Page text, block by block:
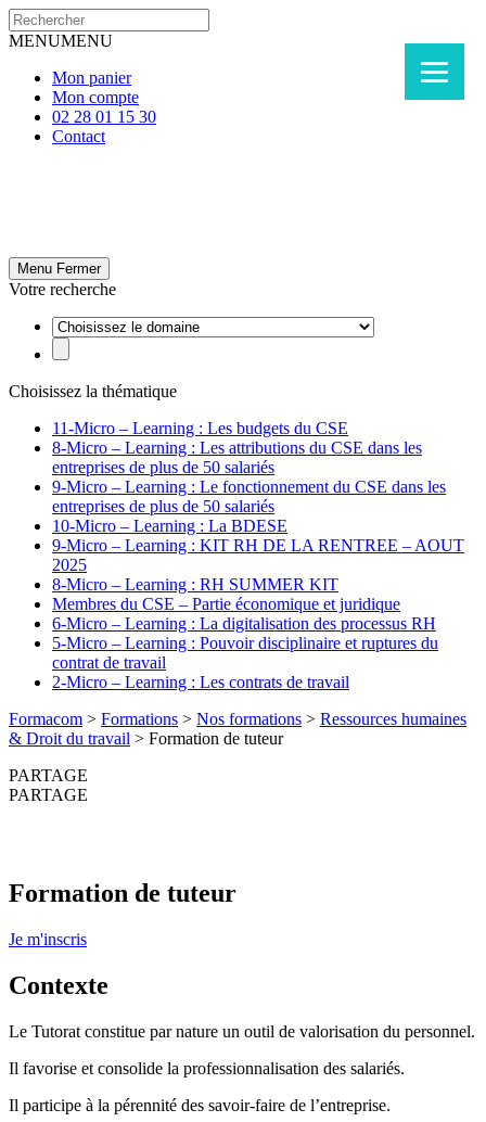
MENUMENU
Mon panier
Mon compte
02 28 01 15 30
Contact
Menu Fermer
Votre recherche
Choisissez la thématique
11-Micro – Learning : Les budgets du CSE
8-Micro – Learning : Les attributions du CSE dans les
entreprises de plus de 50 salariés
9-Micro – Learning : Le fonctionnement du CSE dans les
entreprises de plus de 50 salariés
10-Micro – Learning : La BDESE
9-Micro – Learning : KIT RH DE LA RENTREE – AOUT
2025
8-Micro – Learning : RH SUMMER KIT
Membres du CSE – Partie économique et juridique
6-Micro – Learning : La digitalisation des processus RH
5-Micro – Learning : Pouvoir disciplinaire et ruptures du
contrat de travail
2-Micro – Learning : Les contrats de travail
Formacom > Formations > Nos formations > Ressources humaines
& Droit du travail > Formation de tuteur
PARTAGE
PARTAGE
Formation de tuteur
Je m'inscris
Contexte
Le Tutorat constitue par nature un outil de valorisation du personnel.
Il favorise et consolide la professionnalisation des salariés.
Il participe à la pérennité des savoir-faire de l’entreprise.